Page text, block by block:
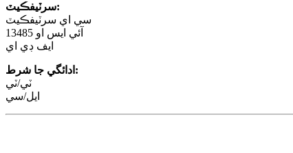
سرٽيفڪيٽ:
سي اي سرٽيفڪيٽ
آئي ايس او 13485
ايف ڊي اي
ادائگي جا شرط:
ٽي/ٽي
ايل/سي